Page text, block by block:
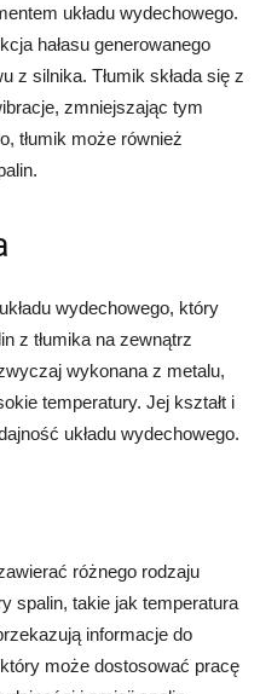
układu wydechowego.
hałasu generowanego
z silnika. Tłumik składa się z
zmniejszając tym
tłumik może również
wydechowego, który
z tłumika na zewnątrz
wykonana z metalu,
temperatury. Jej kształt i
układu wydechowego.
różnego rodzaju
spalin, takie jak temperatura
informacje do
może dostosować pracę